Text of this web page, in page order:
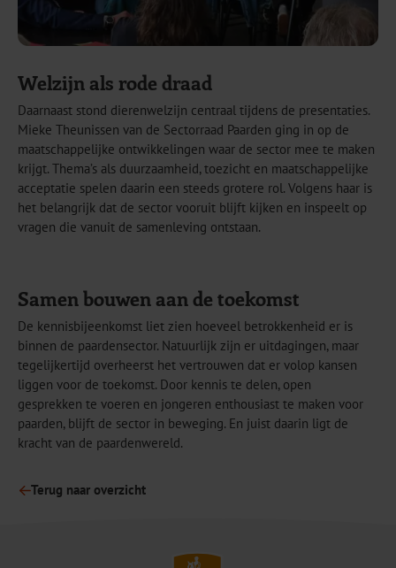
Welzijn als rode draad
Daarnaast stond dierenwelzijn centraal tijdens de presentaties.
Mieke Theunissen van de Sectorraad Paarden ging in op de
maatschappelijke ontwikkelingen waar de sector mee te maken
krijgt. Thema’s als duurzaamheid, toezicht en maatschappelijke
acceptatie spelen daarin een steeds grotere rol. Volgens haar is
het belangrijk dat de sector vooruit blijft kijken en inspeelt op
vragen die vanuit de samenleving ontstaan.
Samen bouwen aan de toekomst
De kennisbijeenkomst liet zien hoeveel betrokkenheid er is
binnen de paardensector. Natuurlijk zijn er uitdagingen, maar
tegelijkertijd overheerst het vertrouwen dat er volop kansen
liggen voor de toekomst. Door kennis te delen, open
gesprekken te voeren en jongeren enthousiast te maken voor
paarden, blijft de sector in beweging. En juist daarin ligt de
kracht van de paardenwereld.
Terug naar overzicht